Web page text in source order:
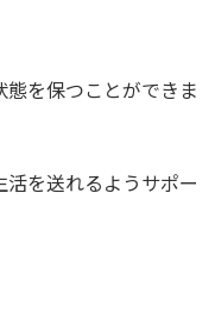
を保つことができま
を送れるようサポー